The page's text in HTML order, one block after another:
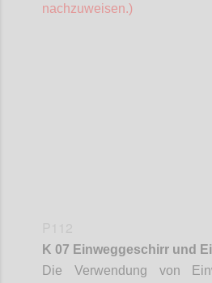
nachzuweisen.)
K 07 Einweggeschirr und
Die Verwendung von